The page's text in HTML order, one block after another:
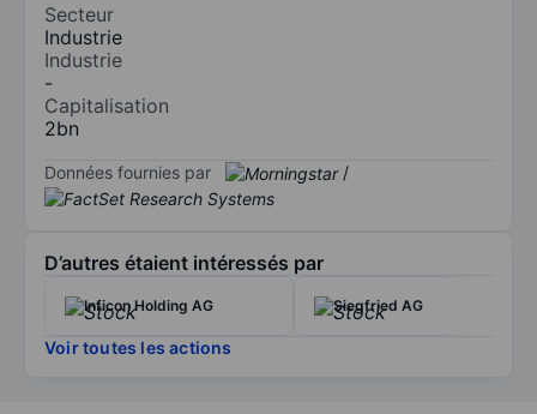
Secteur
Industrie
Industrie
-
Capitalisation
2bn
Données fournies par /
D’autres étaient intéressés par
Inficon Holding AG Siegfried AG
Voir toutes les actions